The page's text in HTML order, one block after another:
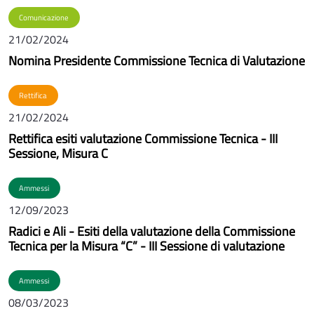
Comunicazione
21/02/2024
Nomina Presidente Commissione Tecnica di Valutazione
Rettifica
21/02/2024
Rettifica esiti valutazione Commissione Tecnica - III
Sessione, Misura C
Ammessi
12/09/2023
Radici e Ali - Esiti della valutazione della Commissione
Tecnica per la Misura “C” - III Sessione di valutazione
Ammessi
08/03/2023